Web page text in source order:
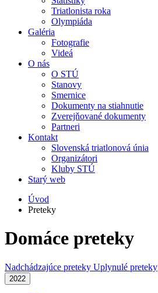
Triatlonista roka
Olympiáda
Galéria
Fotografie
Videá
O nás
O STÚ
Stanovy
Smernice
Dokumenty na stiahnutie
Zverejňované dokumenty
Partneri
Kontakt
Slovenská triatlonová únia
Organizátori
Kluby STÚ
Starý web
Úvod
Preteky
Domáce preteky
Nadchádzajúce preteky Uplynulé preteky
2022